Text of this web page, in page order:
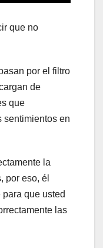
que no
por el filtro
de
que
sentimientos en
la
por eso, él
que usted
las